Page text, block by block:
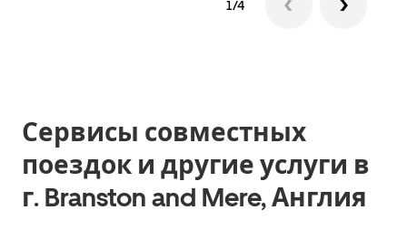
1/4
Сервисы совместных
поездок и другие услуги в
г. Branston and Mere, Англия